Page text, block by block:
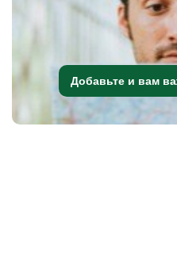
Добавьте и вам